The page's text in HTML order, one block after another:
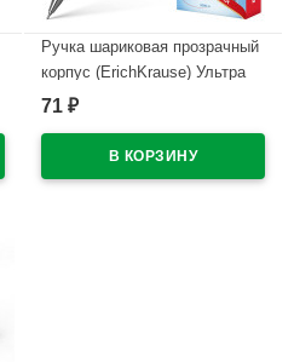
Ручка шариковая прозрачный
корпус (ErichKrause) Ультра
(ULTRA) L-10 красный, 0,7мм,
71 ₽